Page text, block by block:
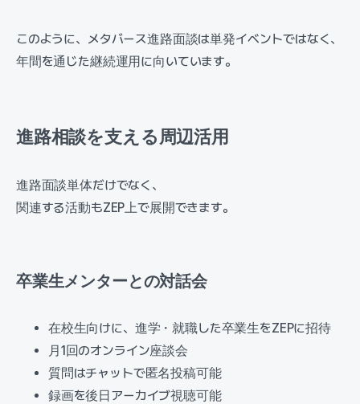
このように、メタバース進路面談は単発イベントではなく、
年間を通じた継続運用に向いています。
進路相談を支える周辺活用
進路面談単体だけでなく、
関連する活動もZEP上で展開できます。
卒業生メンターとの対話会
在校生向けに、進学・就職した卒業生をZEPに招待
月1回のオンライン座談会
質問はチャットで匿名投稿可能
録画を後日アーカイブ視聴可能